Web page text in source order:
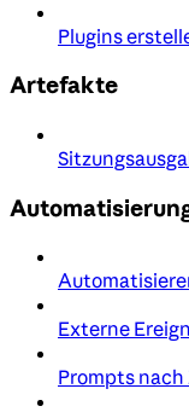
Plugins
Artefakte
Externe
Prompts